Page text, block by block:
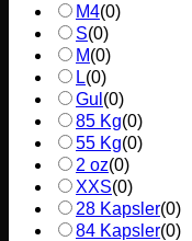
M4(0)
S(0)
M(0)
L(0)
Gul (0)
85 Kg(0)
55 Kg(0)
2 oz(0)
XXS(0)
28 Kapsler(0)
84 Kapsler(0)